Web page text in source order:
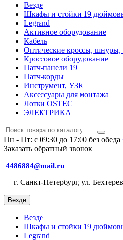
Везде
Шкафы и стойки 19
Legrand
Активное оборудование
Кабель
Оптические кроссы, шнуры,
Кроссовое оборудование
Патч-панели 19
Патч-корды
Инструмент, УЗК
Аксессуары для монтажа
Лотки OSTEC
ЭЛЕКТРИКА
Пн - Пт: с 09:30 до 17:00 без обеда
Заказать обратный звонок
4486884@mail.ru
г. Санкт-Петербург, ул.
Везде
Везде
Шкафы и стойки 19
Legrand